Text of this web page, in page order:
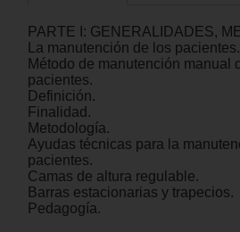
PARTE I: GENERALIDADES,
La manutención de los pacientes.
Método de manutención manual
pacientes.
Definición.
Finalidad.
Metodología.
Ayudas técnicas para la
pacientes.
Camas de altura regulable.
Barras estacionarias y trapecios.
Pedagogía.